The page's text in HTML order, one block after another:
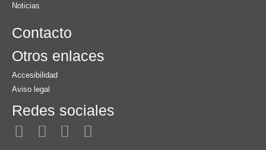
Noticias
Contacto
Otros enlaces
Accesibilidad
Aviso legal
Redes sociales